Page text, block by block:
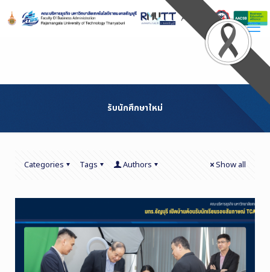
Content
รับนักศึกษาใหม่
Categories Tags Authors Show all